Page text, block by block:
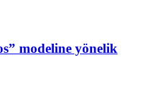
modeline yönelik